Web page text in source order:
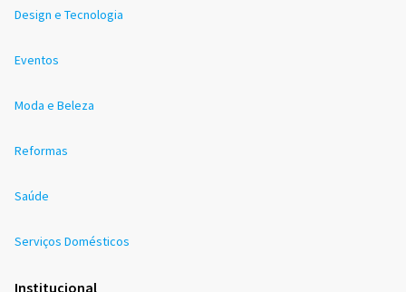
Design e Tecnologia
Eventos
Moda e Beleza
Reformas
Saúde
Serviços Domésticos
Institucional